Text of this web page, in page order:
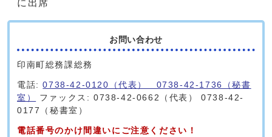
に出席
お問い合わせ
印南町総務課総務
電話:0738-42-0120（代表） 0738-42-1736（秘書
室）
ファックス: 0738-42-0662（代表） 0738-42-
0177（秘書室）
電話番号のかけ間違いにご注意ください！